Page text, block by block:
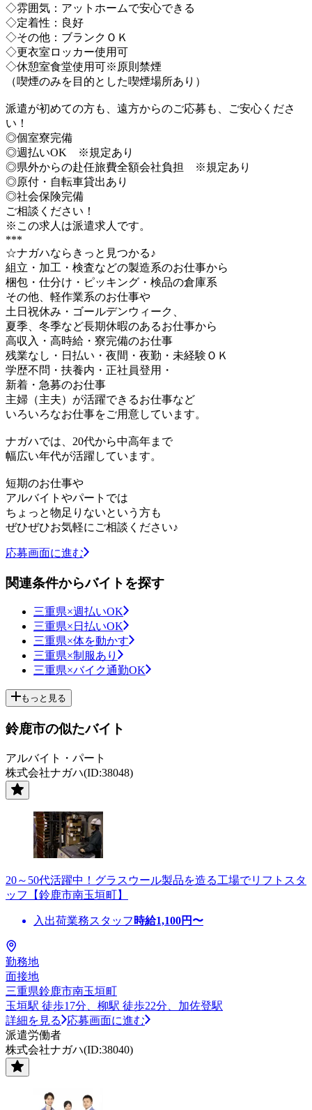
◇雰囲気：アットホームで安心できる
◇定着性：良好
◇その他：ブランクＯＫ
◇更衣室ロッカー使用可
◇休憩室食堂使用可※原則禁煙
（喫煙のみを目的とした喫煙場所あり）
派遣が初めての方も、遠方からのご応募も、ご安心くださ
い！
◎個室寮完備
◎週払いOK ※規定あり
◎県外からの赴任旅費全額会社負担 ※規定あり
◎原付・自転車貸出あり
◎社会保険完備
ご相談ください！
※この求人は派遣求人です。
***
☆ナガハならきっと見つかる♪
組立・加工・検査などの製造系のお仕事から
梱包・仕分け・ピッキング・検品の倉庫系
その他、軽作業系のお仕事や
土日祝休み・ゴールデンウィーク、
夏季、冬季など長期休暇のあるお仕事から
高収入・高時給・寮完備のお仕事
残業なし・日払い・夜間・夜勤・未経験ＯＫ
学歴不問・扶養内・正社員登用・
新着・急募のお仕事
主婦（主夫）が活躍できるお仕事など
いろいろなお仕事をご用意しています。
ナガハでは、20代から中高年まで
幅広い年代が活躍しています。
短期のお仕事や
アルバイトやパートでは
ちょっと物足りないという方も
ぜひぜひお気軽にご相談ください♪
応募画面に進む
関連条件からバイトを探す
三重県×週払いOK
三重県×日払いOK
三重県×体を動かす
三重県×制服あり
三重県×バイク通勤OK
もっと見る
鈴鹿市の似たバイト
アルバイト・パート
株式会社ナガハ(ID:38048)
20～50代活躍中！グラスウール製品を造る工場でリフトスタ
ッフ【鈴鹿市南玉垣町】
入出荷業務スタッフ 時給1,100円〜
勤務地
面接地
三重県鈴鹿市南玉垣町
玉垣駅 徒歩17分、柳駅 徒歩22分、加佐登駅
詳細を見る
応募画面に進む
派遣労働者
株式会社ナガハ(ID:38040)